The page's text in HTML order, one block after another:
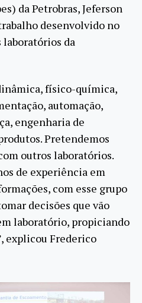
da Petrobras, Jeferson
desenvolvido no
da
físico-química,
automação,
engenharia de
Pretendemos
outros laboratórios.
de experiência em
com esse grupo
decisões que vão
laboratório, propiciando
explicou Frederico